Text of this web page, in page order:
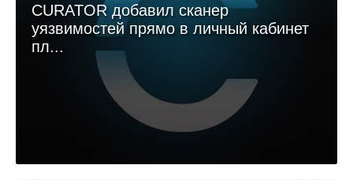
CURATOR добавил сканер
уязвимостей прямо в личный кабинет
пл...